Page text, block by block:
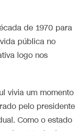
de 1970 para
pública no
logo nos
vivia um momento
pelo presidente
Como o estado